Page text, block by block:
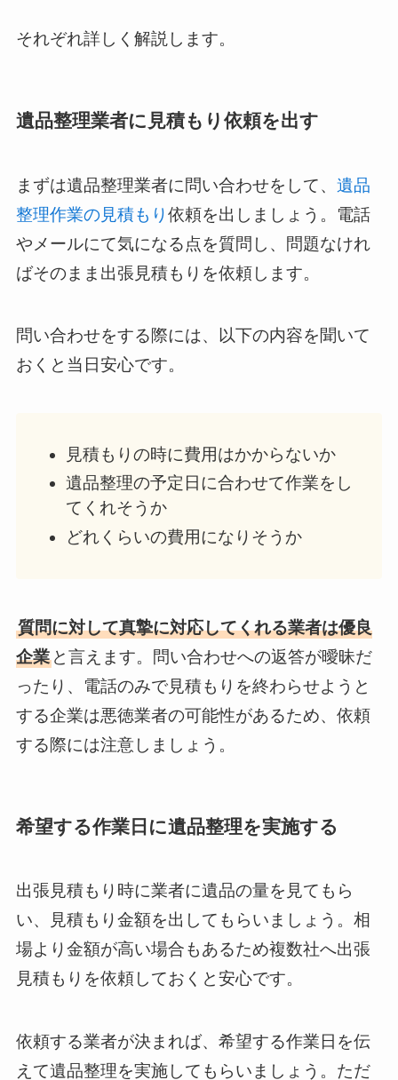
それぞれ詳しく解説します。
遺品整理業者に見積もり依頼を出す
まずは遺品整理業者に問い合わせをして、 遺品
整理作業の見積もり依頼を出しましょう。電話
やメールにて気になる点を質問し、問題なけれ
ばそのまま出張見積もりを依頼します。
問い合わせをする際には、以下の内容を聞いて
おくと当日安心です。
見積もりの時に費用はかからないか
遺品整理の予定日に合わせて作業をし
てくれそうか
どれくらいの費用になりそうか
質問に対して真摯に対応してくれる業者は優良
企業と言えます。問い合わせへの返答が曖昧だ
ったり、電話のみで見積もりを終わらせようと
する企業は悪徳業者の可能性があるため、依頼
する際には注意しましょう。
希望する作業日に遺品整理を実施する
出張見積もり時に業者に遺品の量を見てもら
い、見積もり金額を出してもらいましょう。相
場より金額が高い場合もあるため複数社へ出張
見積もりを依頼しておくと安心です。
依頼する業者が決まれば、希望する作業日を伝
えて遺品整理を実施してもらいましょう。ただ